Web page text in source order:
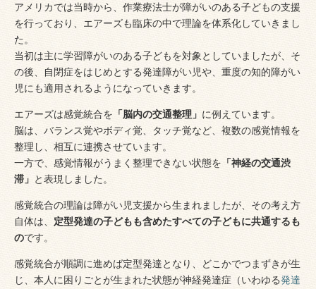
アメリカでは当時から、作業療法士が障がいのある子どもの支援
を行っており、エアーズも臨床の中で理論を体系化していきまし
た。
当初は主に学習障がいのある子どもを対象としていましたが、そ
の後、自閉症をはじめとする発達障がい児や、重度の知的障がい
児にも適用されるようになっていきます。
エアーズは感覚統合を 「脳内の交通整理」 に例えています。
脳は、バランス覚やボディ覚、タッチ覚など、複数の感覚情報を
整理し、相互に連携させています。
一方で、感覚情報がうまく整理できない状態を 「神経の交通渋
滞」 と表現しました。
感覚統合の理論は障がい児支援から生まれましたが、その考え方
自体は、 定型発達の子どもも含めたすべての子どもに共通するも
のです。
感覚統合が順調に進めば定型発達となり、どこかでつまずきが生
じ、本人に困りごとが生まれた状態が神経発達症（いわゆる発達